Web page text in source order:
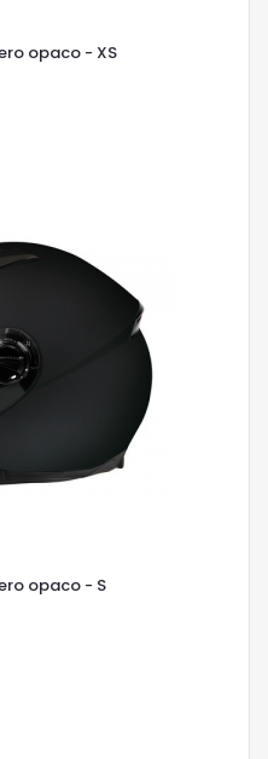
opaco - XS
opaco - S